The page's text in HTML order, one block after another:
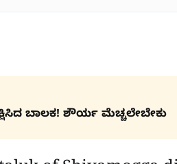
ಬಾಲಕ! ಶೌರ್ಯ ಮೆಚ್ಚಲೇಬೇಕು